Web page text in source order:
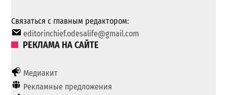
Связаться с главным редактором:
editorinchief.odesalife@gmail.com
РЕКЛАМА НА САЙТЕ
Медиакит
Рекламные предложения